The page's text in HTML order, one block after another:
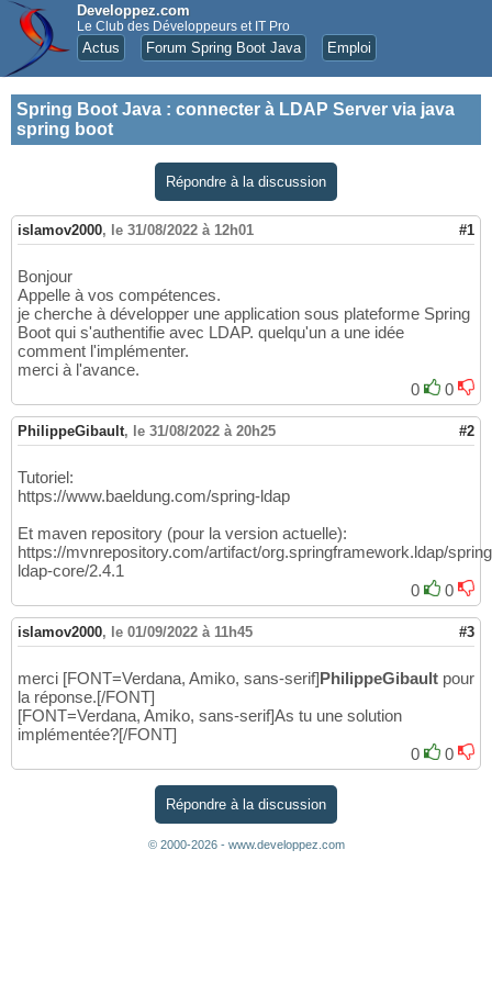
Developpez.com
Le Club des Développeurs et IT Pro
Actus Forum Spring Boot Java Emploi
Spring Boot Java : connecter à LDAP Server via java
spring boot
Répondre à la discussion
islamov2000, le 31/08/2022 à 12h01 #1
Bonjour
Appelle à vos compétences.
je cherche à développer une application sous plateforme Spring
Boot qui s'authentifie avec LDAP. quelqu'un a une idée
comment l'implémenter.
merci à l'avance.
0
0
PhilippeGibault, le 31/08/2022 à 20h25 #2
Tutoriel:
https://www.baeldung.com/spring-ldap
Et maven repository (pour la version actuelle):
https://mvnrepository.com/artifact/org.springframework.ldap/
ldap-core/2.4.1
0
0
islamov2000, le 01/09/2022 à 11h45 #3
merci [FONT=Verdana, Amiko, sans-serif]PhilippeGibault pour
la réponse.[/FONT]
[FONT=Verdana, Amiko, sans-serif]As tu une solution
implémentée?[/FONT]
0
0
Répondre à la discussion
© 2000-2026 - www.developpez.com